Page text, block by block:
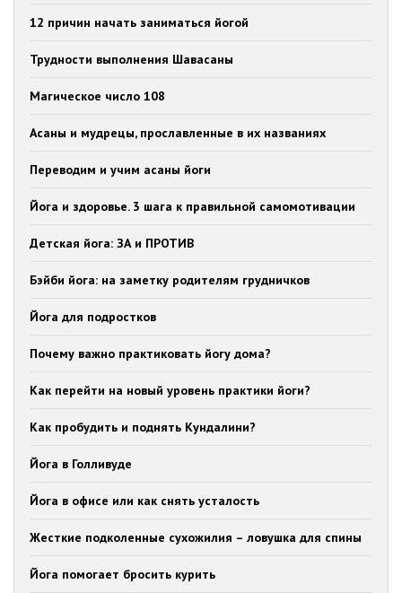
12 причин начать заниматься йогой
Трудности выполнения Шавасаны
Магическое число 108
Асаны и мудрецы, прославленные в их названиях
Переводим и учим асаны йоги
Йога и здоровье. 3 шага к правильной самомотивации
Детская йога: ЗА и ПРОТИВ
Бэйби йога: на заметку родителям грудничков
Йога для подростков
Почему важно практиковать йогу дома?
Как перейти на новый уровень практики йоги?
Как пробудить и поднять Кундалини?
Йога в Голливуде
Йога в офисе или как снять усталость
Жесткие подколенные сухожилия – ловушка для спины
Йога помогает бросить курить